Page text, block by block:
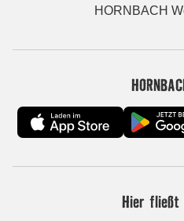
HORNBACH
Hier fließt